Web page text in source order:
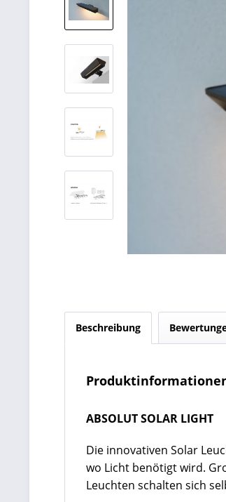
Beschreibung
ABSOLUT SOLAR LIGHT
Die innovativen Solar
wo Licht benötigt wird.
Leuchten schalten sich